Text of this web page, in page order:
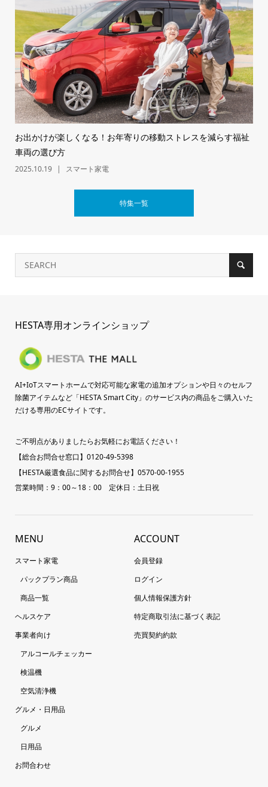
お出かけが楽しくなる！お年寄りの移動ストレスを減らす福祉
車両の選び方
2025.10.19 スマート家電
特集一覧
HESTA専用オンラインショップ
AI+IoTスマートホームで対応可能な家電の追加オプションや日々のセルフ
除菌アイテムなど「HESTA Smart City」のサービス内の商品をご購入いた
だける専用のECサイトです。
ご不明点がありましたらお気軽にお電話ください！
【総合お問合せ窓口】0120-49-5398
【HESTA厳選食品に関するお問合せ】0570-00-1955
営業時間：9：00～18：00 定休日：土日祝
MENU
スマート家電
パックプラン商品
商品一覧
ヘルスケア
事業者向け
アルコールチェッカー
検温機
空気清浄機
グルメ・日用品
グルメ
日用品
お問合わせ
ACCOUNT
会員登録
ログイン
個人情報保護方針
特定商取引法に基づく表記
売買契約約款